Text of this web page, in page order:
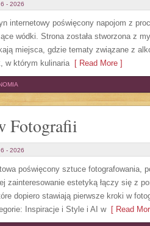
- 2026
internetowy poświęcony napojom z
wódki. Strona została stworzona z
miejsca, gdzie tematy związane z
w którym kulinaria[ Read More ]
Fotografii
- 2026
poświęcony sztuce fotografowania,
zainteresowanie estetyką łączy się z
dopiero stawiają pierwsze kroki w
Inspiracje i Style i AI w[ Read